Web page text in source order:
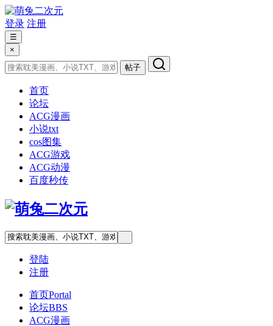
登录 注册
☰
×
帖子
首页
论坛
ACG漫画
小说txt
cos图集
ACG游戏
ACG动漫
百度秒传
登陆
注册
首页Portal
论坛BBS
ACG漫画